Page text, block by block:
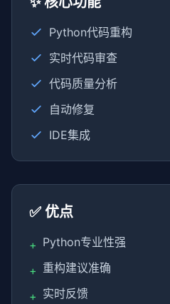
Python代码重构
实时代码审查
代码质量分析
自动修复
IDE集成
✅ 优点
+ Python专业性强
+ 重构建议准确
+ 实时反馈